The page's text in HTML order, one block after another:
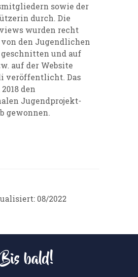
sowie der
durch. Die
wurden recht
den Jugendlichen
und auf
auf der Website
veröffentlicht. Das
den
Jugendprojekt-
gewonnen.
08/2022
Bis bald!